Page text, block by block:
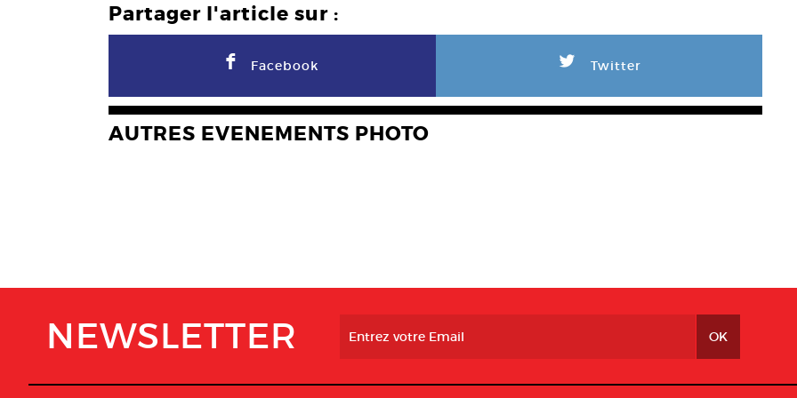
Partager l'article sur :
F Facebook L Twitter
AUTRES EVENEMENTS PHOTO
NEWSLETTER